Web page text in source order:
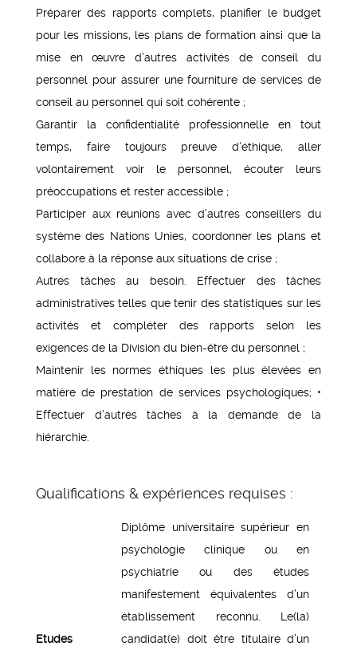
Préparer des rapports complets, planifier le budget
pour les missions, les plans de formation ainsi que la
mise en œuvre d’autres activités de conseil du
personnel pour assurer une fourniture de services de
conseil au personnel qui soit cohérente ;
Garantir la confidentialité professionnelle en tout
temps, faire toujours preuve d’éthique, aller
volontairement voir le personnel, écouter leurs
préoccupations et rester accessible ;
Participer aux réunions avec d’autres conseillers du
système des Nations Unies, coordonner les plans et
collabore à la réponse aux situations de crise ;
Autres tâches au besoin. Effectuer des tâches
administratives telles que tenir des statistiques sur les
activités et compléter des rapports selon les
exigences de la Division du bien-être du personnel ;
Maintenir les normes éthiques les plus élevées en
matière de prestation de services psychologiques; •
Effectuer d’autres tâches à la demande de la
hiérarchie.
Qualifications & expériences requises :
Etudes
Diplôme universitaire supérieur en
psychologie clinique ou en
psychiatrie ou des études
manifestement équivalentes d’un
établissement reconnu. Le(la)
candidat(e) doit être titulaire d’un